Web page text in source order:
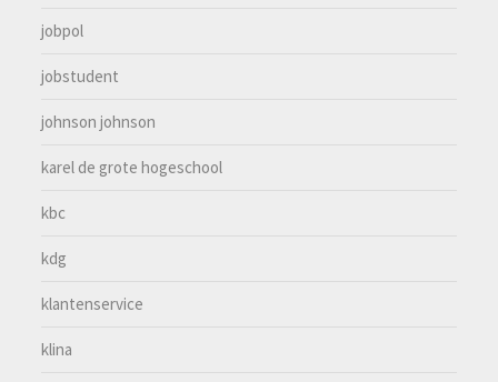
jobpol
jobstudent
johnson johnson
karel de grote hogeschool
kbc
kdg
klantenservice
klina